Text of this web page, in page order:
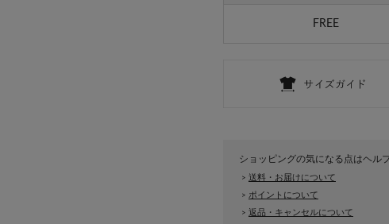
FREE
ショッピングの気になる点はヘル
> 送料・お届けについて
> ポイントについて
> 返品・キャンセルについて